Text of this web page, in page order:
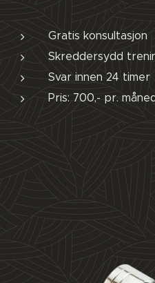
Gratis konsultasjon
Skreddersydd
Svar innen 24 timer
Pris: 700,- pr.